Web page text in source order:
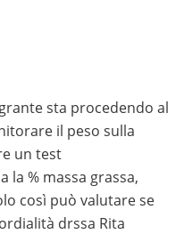
sta procedendo al
il peso sulla
un test
la % massa grassa,
così può valutare se
drssa Rita